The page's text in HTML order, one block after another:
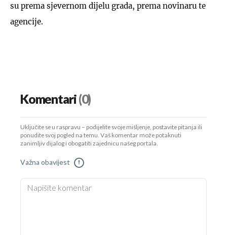
su prema sjevernom dijelu grada, prema novinaru te
agencije.
Komentari(0)
Uključite se u raspravu – podijelite svoje mišljenje, postavite pitanja ili
ponudite svoj pogled na temu. Vaš komentar može potaknuti
zanimljiv dijalog i obogatiti zajednicu našeg portala.
Važna obavijest !